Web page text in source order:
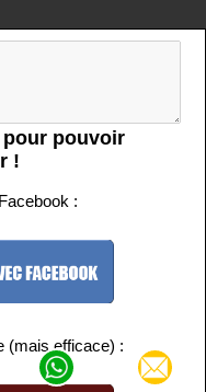
pour pouvoir
!
:
(mais efficace) :